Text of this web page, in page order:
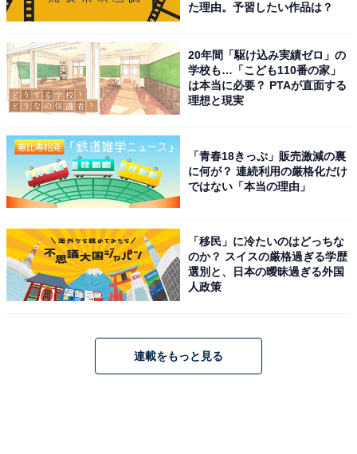
た理由。予習したい作品は？
20年間「駆け込み実績ゼロ」の
学校も…「こども110番の家」
は本当に必要？ PTAが直面する
理想と現実
「青春18きっぷ」販売激減の裏
に何が？ 連続利用の厳格化だけ
ではない「本当の理由」
「移民」に冷たいのはどっちな
のか？ スイスの厳格過ぎる学歴
選別と、日本の曖昧過ぎる外国
人政策
連載をもっと見る